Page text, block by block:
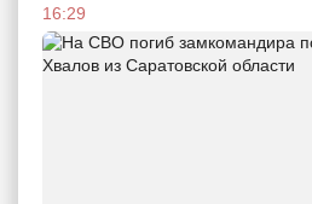
16:29